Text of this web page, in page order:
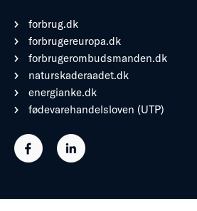
forbrug.dk
forbrugereuropa.dk
forbrugerombudsmanden.dk
naturskaderaadet.dk
energianke.dk
fødevarehandelsloven (UTP)